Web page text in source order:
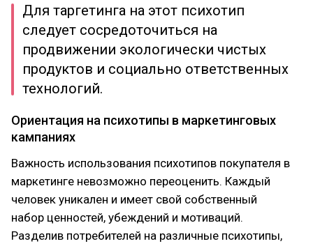
Для таргетинга на этот психотип
следует сосредоточиться на
продвижении экологически чистых
продуктов и социально ответственных
технологий.
Ориентация на психотипы в маркетинговых
кампаниях
Важность использования психотипов покупателя в
маркетинге невозможно переоценить. Каждый
человек уникален и имеет свой собственный
набор ценностей, убеждений и мотиваций.
Разделив потребителей на различные психотипы,